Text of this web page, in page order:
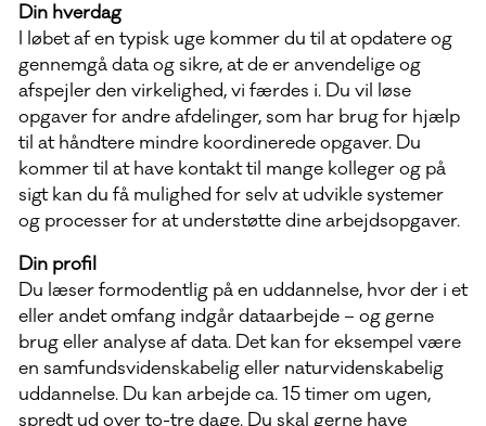
Din hverdag
I løbet af en typisk uge kommer du til at opdatere og
gennemgå data og sikre, at de er anvendelige og
afspejler den virkelighed, vi færdes i. Du vil løse
opgaver for andre afdelinger, som har brug for hjælp
til at håndtere mindre koordinerede opgaver. Du
kommer til at have kontakt til mange kolleger og på
sigt kan du få mulighed for selv at udvikle systemer
og processer for at understøtte dine arbejdsopgaver.
Din profil
Du læser formodentlig på en uddannelse, hvor der i et
eller andet omfang indgår dataarbejde – og gerne
brug eller analyse af data. Det kan for eksempel være
en samfundsvidenskabelig eller naturvidenskabelig
uddannelse. Du kan arbejde ca. 15 timer om ugen,
spredt ud over to-tre dage. Du skal gerne have